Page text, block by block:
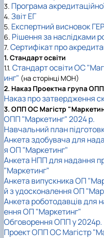
3. Програма
4. Звіт ЕГ
5. Експертний висновок
6. Рішення за наслідками
7. Сертифікат про
1. Стандарт освіти
1.1. Стандарт освіти ОС
инг" (на сторінці МОН)
2. Наказ Проектна група ОПП
Наказ про затвердження
3. ОПП ОС Магістр
ОПП "Маркетинг" 2024 р.
Навчальний план
Анкета здобувача для
я ОП "Маркетинг"
Анкета НПП для надання
"Маркетинг"
Анкета випускника ОП
й з удосконалення ОП
Анкета роботодавців для
ення ОП "Маркетинг"
Обговорення ОПП у 2024р.
Проект ОПП ОС Магістр